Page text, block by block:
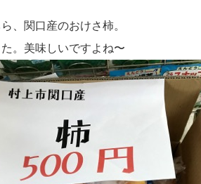
、関口産のおけさ柿。
。美味しいですよね〜